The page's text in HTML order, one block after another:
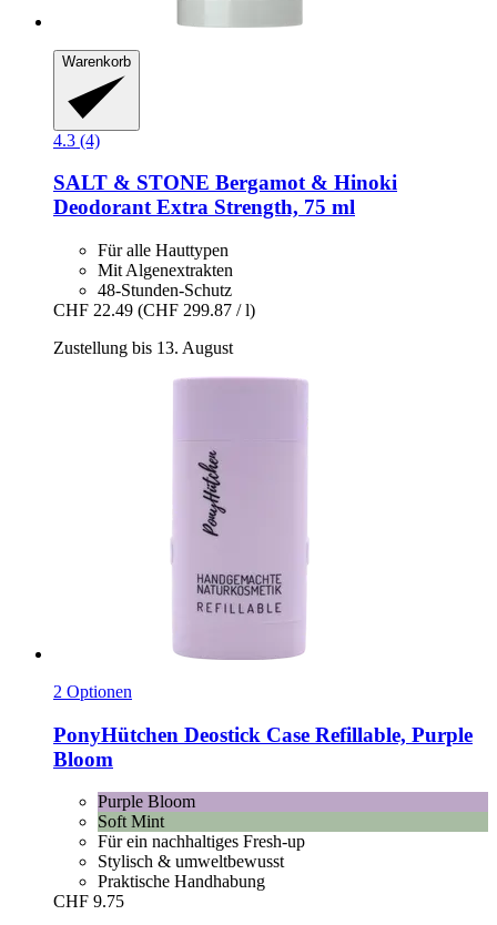
Warenkorb
4.3 (4)
SALT & STONE Bergamot & Hinoki
Deodorant Extra Strength, 75 ml
Für alle Hauttypen
Mit Algenextrakten
48-Stunden-Schutz
CHF 22.49 (CHF 299.87 / l)
Zustellung bis 13. August
2 Optionen
PonyHütchen Deostick Case Refillable, Purple
Bloom
Purple Bloom
Soft Mint
Für ein nachhaltiges Fresh-up
Stylisch & umweltbewusst
Praktische Handhabung
CHF 9.75